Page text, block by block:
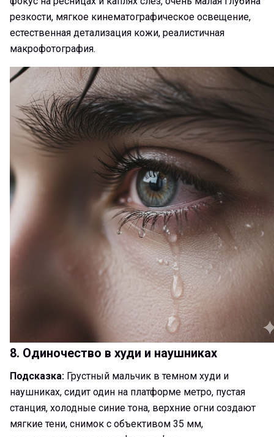
резкости, мягкое кинематографическое освещение,
естественная детализация кожи, реалистичная
макрофотография.
8. Одиночество в худи и наушниках
Подсказка: Грустный мальчик в темном худи и
наушниках, сидит один на платформе метро, пустая
станция, холодные синие тона, верхние огни создают
мягкие тени, снимок с объективом 35 мм,